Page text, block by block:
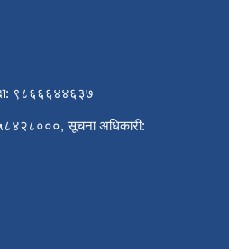
९८६६६४४६३७
सूचना अधिकारी: